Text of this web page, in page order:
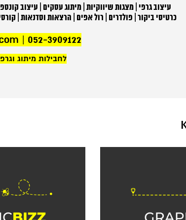
עיצוב גרפי | מצגות שיווקיות | מיתוג עסקים | עיצוב
כרטיסי ביקור | פולדרים | רול אפים | הרצאות וסדנאות |
052-3909122
|
לחבילות מיתוג